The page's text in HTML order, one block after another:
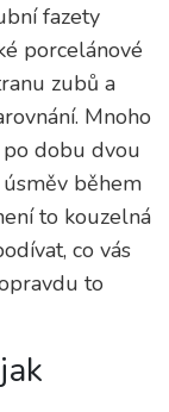
fazety
porcelánové
zubů a
Mnoho
dobu dvou
během
to kouzelná
co vás
to